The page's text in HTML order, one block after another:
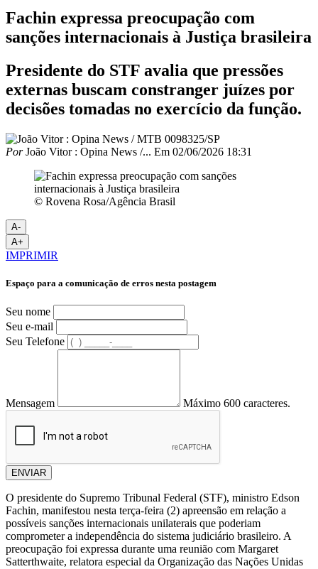
Fachin expressa preocupação com
sanções internacionais à Justiça brasileira
Presidente do STF avalia que pressões
externas buscam constranger juízes por
decisões tomadas no exercício da função.
PorJoão Vitor : Opina News /... Em 02/06/2026 18:31
© Rovena Rosa/Agência Brasil
A-
A+
IMPRIMIR
Espaço para a comunicação de erros nesta postagem
Seu nome
Seu e-mail
Seu Telefone
Mensagem Máximo 600 caracteres.
ENVIAR
O presidente do Supremo Tribunal Federal (STF), ministro Edson
Fachin, manifestou nesta terça-feira (2) apreensão em relação a
possíveis sanções internacionais unilaterais que poderiam
comprometer a independência do sistema judiciário brasileiro. A
preocupação foi expressa durante uma reunião com Margaret
Satterthwaite, relatora especial da Organização das Nações Unidas